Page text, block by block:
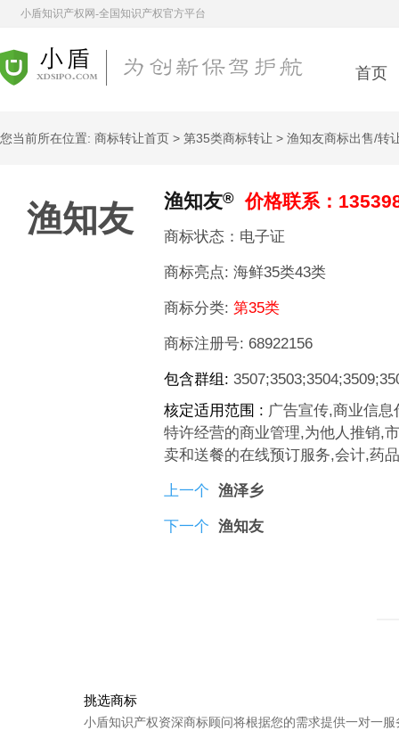
小盾知识产权网-全国知识产权官方平台
首页
您当前所在位置: 商标转让首页 > 第35类商标转让 > 渔知友商标出售/转
渔知友 渔知友® 价格联系：
商标状态：电子证
商标亮点: 海鲜35类43类
商标分类: 第35类
商标注册号: 68922156
包含群组:
核定适用范围 : 广告宣传,商业信
特许经营的商业管理,为他人推销,
卖和送餐的在线预订服务,会计,药
上一个 渔泽乡
下一个 渔知友
挑选商标
小盾知识产权资深商标顾问将根据您的需求提供一对一